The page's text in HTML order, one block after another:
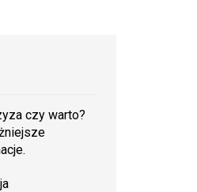
czy warto?